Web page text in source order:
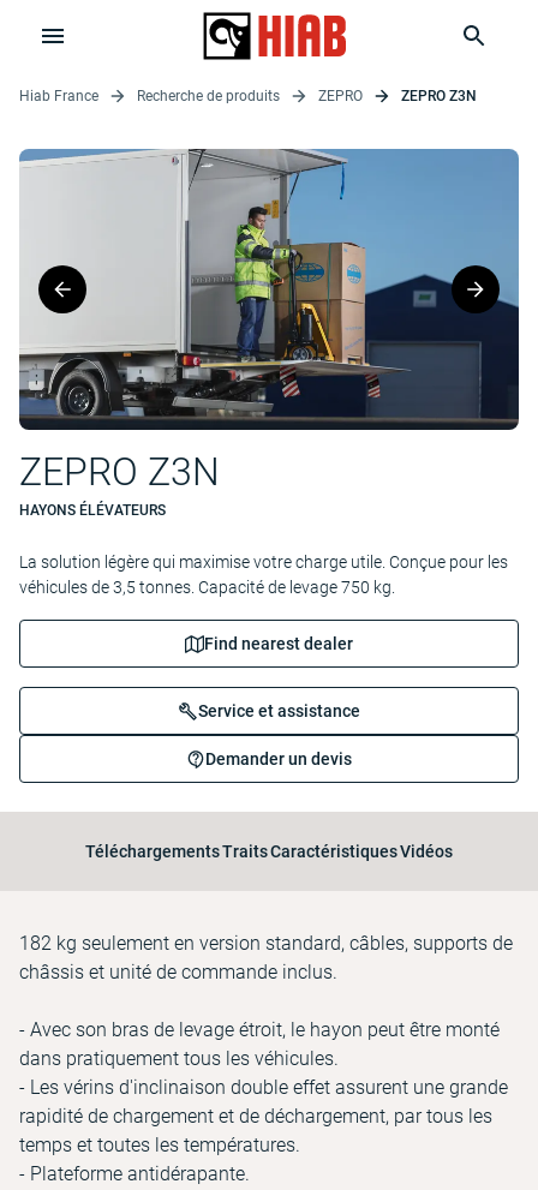
Hiab France Recherche de produits ZEPRO ZEPRO Z3N
ZEPRO Z3N
HAYONS ÉLÉVATEURS
La solution légère qui maximise votre charge utile. Conçue pour les
véhicules de 3,5 tonnes. Capacité de levage 750 kg.
Find nearest dealer
Service et assistance
Demander un devis
TéléchargementsTraitsCaractéristiquesVidéos
182 kg seulement en version standard, câbles, supports de
châssis et unité de commande inclus.
- Avec son bras de levage étroit, le hayon peut être monté
dans pratiquement tous les véhicules.
- Les vérins d'inclinaison double effet assurent une grande
rapidité de chargement et de déchargement, par tous les
temps et toutes les températures.
- Plateforme antidérapante.